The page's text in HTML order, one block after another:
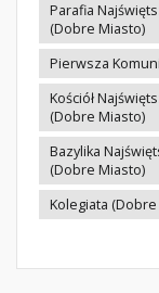
Parafia
(Dobre Miasto)
Pierwsza
Kościół
(Dobre Miasto)
Bazylika
(Dobre Miasto)
Kolegiata